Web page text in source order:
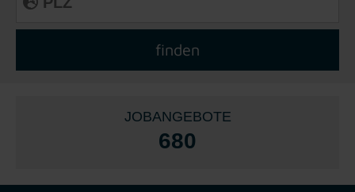
JOBANGEBOTE
680